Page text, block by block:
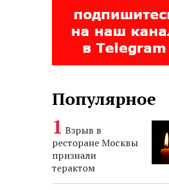
Популярное
Взрыв в
ресторане Москвы
признали
терактом